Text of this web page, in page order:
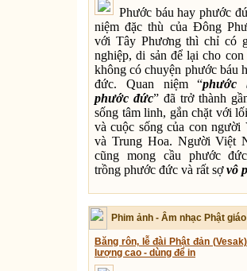
Phước báu hay phước
niệm đặc thù của Đông
với Tây Phương thì chỉ có
nghiệp, di sản để lại cho con
không có chuyện phước báu
đức. Quan niệm “phước
phước đức” đã trở thành
sống tâm linh, gắn chặt với
và cuộc sống của con người
và Trung Hoa. Người Việt
cũng mong cầu phước
trồng phước đức và rất sợvô
Phim ảnh - Âm nhạc Phật giáo
Băng rôn, lễ đài Phật đản
lượng cao - dùng để in